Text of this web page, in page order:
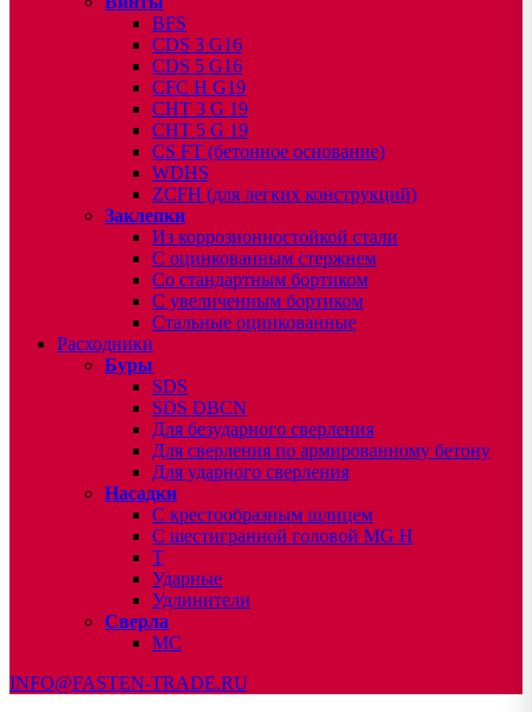
BFS
CDS 3 G16
CDS 5 G16
CFC H G19
CHT 3 G 19
CHT 5 G 19
CS FT (бетонное основание)
WDHS
ZCFH (для легких конструкций)
Заклепки
Из коррозионностойкой стали
С оцинкованным стержнем
Со стандартным бортиком
С увеличенным бортиком
Стальные оцинкованные
Расходники
Буры
SDS
SDS DBCN
Для безударного сверления
Для сверления по армированному бетону
Для ударного сверления
Насадки
С крестообразным шлицем
С шестигранной головой MG H
T
Ударные
Удлинители
Сверла
МС
INFO@FASTEN-TRADE.RU